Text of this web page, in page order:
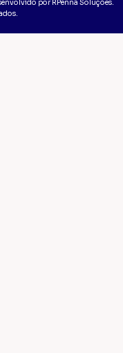
por RPenna Soluções.